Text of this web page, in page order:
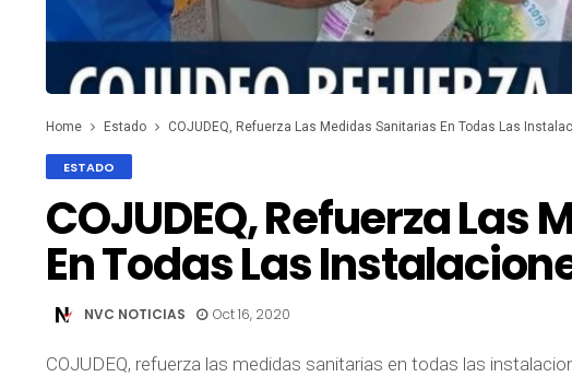
Home Estado COJUDEQ, Refuerza Las Medidas Sanitarias En Todas Las
ESTADO
COJUDEQ, Refuerza
En Todas Las
NVC NOTICIAS Oct 16, 2020
COJUDEQ, refuerza las medidas sanitarias en todas las